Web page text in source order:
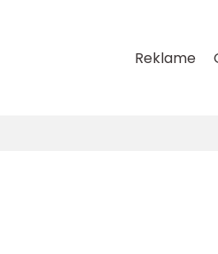
Reklame